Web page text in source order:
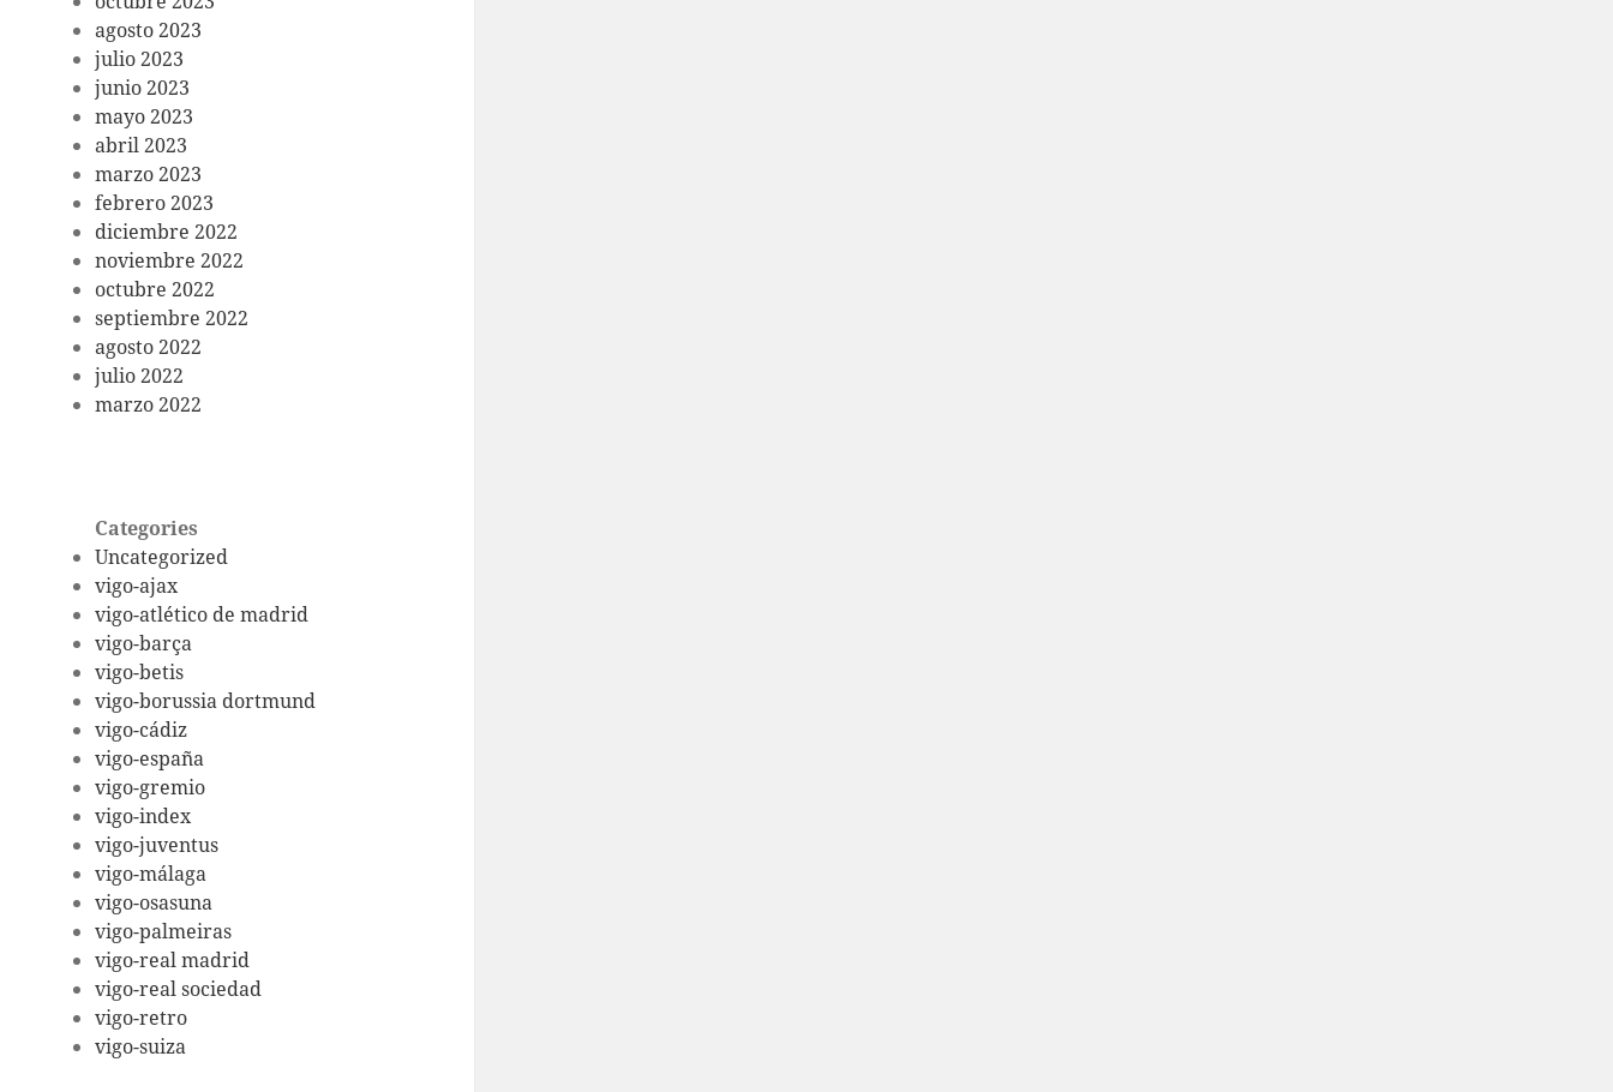
agosto 2023
julio 2023
junio 2023
mayo 2023
abril 2023
marzo 2023
febrero 2023
diciembre 2022
noviembre 2022
octubre 2022
septiembre 2022
agosto 2022
julio 2022
marzo 2022
Categories
Uncategorized
vigo-ajax
vigo-atlético de madrid
vigo-barça
vigo-betis
vigo-borussia dortmund
vigo-cádiz
vigo-españa
vigo-gremio
vigo-index
vigo-juventus
vigo-málaga
vigo-osasuna
vigo-palmeiras
vigo-real madrid
vigo-real sociedad
vigo-retro
vigo-suiza